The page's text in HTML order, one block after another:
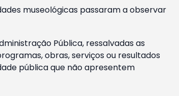
museológicas passaram a observar
Pública, ressalvadas as
obras, serviços ou resultados
pública que não apresentem